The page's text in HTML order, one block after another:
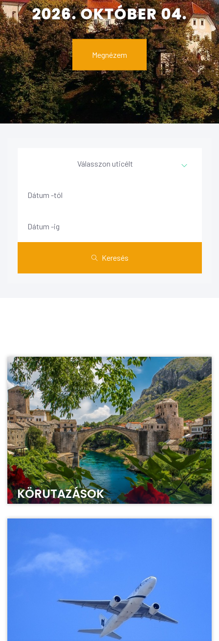
2026. OKTÓBER 04.
Megnézem
2026. SZEPTEMBER 12.
Megnézem
Válasszon uticélt
Keresés
KÖRUTAZÁSOK